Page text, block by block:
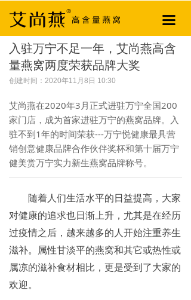
끀
入驻万宁不足一年，艾尚燕高含
量燕窝两度荣获品牌大奖
创建时间： 2020年11月8日 10:30
艾尚燕在2020年3月正式进驻万宁全国200
家门店，成为首家进驻万宁的燕窝品牌。入
驻不到1年的时间荣获---万宁悦健康最具营
销创意健康品牌合作伙伴奖杯和第十届万宁
健美赏万宁实力新生燕窝品牌称号。
随着人们生活水平的日益提高，大家
对健康的追求也日渐上升，尤其是在经历
过疫情之后，越来越多的人开始注重养生
滋补。属性甘淡平的燕窝和其它或热性或
属凉的滋补食材相比，更是受到了大家的
欢迎。